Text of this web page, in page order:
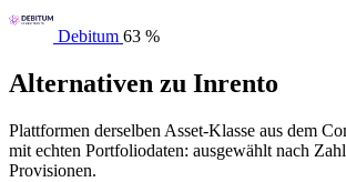
Debitum 63 %
Alternativen zu Inrento
Plattformen derselben Asset-Klasse aus dem
mit echten Portfoliodaten: ausgewählt nach
Provisionen.